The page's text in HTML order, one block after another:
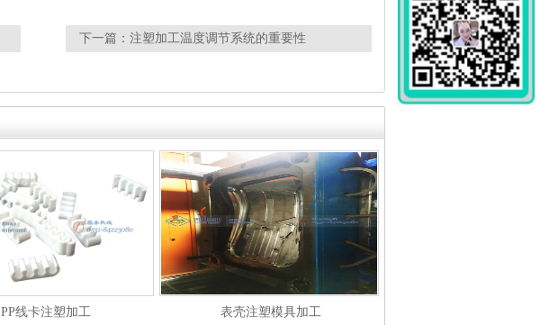
下一篇： 注塑加工温度调节系统的重要性
PP线卡注塑加工 表壳注塑模具加工